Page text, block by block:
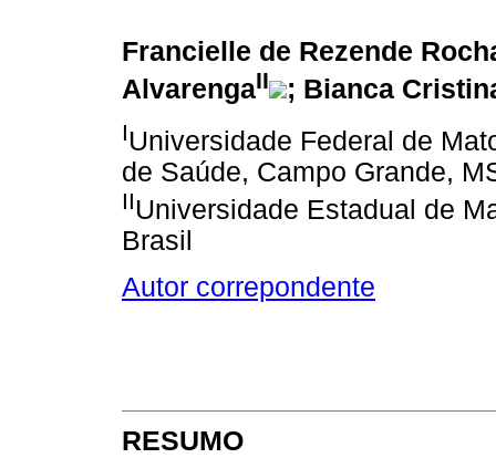
Francielle de Rezende
AlvarengaII ; Bianca
IUniversidade Federal de
de Saúde, Campo Grande,
IIUniversidade Estadual de
Brasil
Autor correpondente
RESUMO